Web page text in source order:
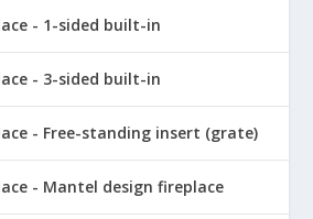
- 1-sided built-in
- 3-sided built-in
- Free-standing insert (grate)
- Mantel design fireplace